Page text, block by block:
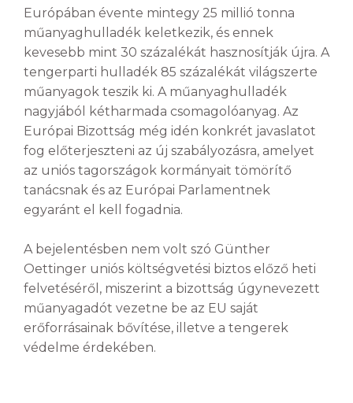
Európában évente mintegy 25 millió tonna
műanyaghulladék keletkezik, és ennek
kevesebb mint 30 százalékát hasznosítják újra. A
tengerparti hulladék 85 százalékát világszerte
műanyagok teszik ki. A műanyaghulladék
nagyjából kétharmada csomagolóanyag. Az
Európai Bizottság még idén konkrét javaslatot
fog előterjeszteni az új szabályozásra, amelyet
az uniós tagországok kormányait tömörítő
tanácsnak és az Európai Parlamentnek
egyaránt el kell fogadnia.
A bejelentésben nem volt szó Günther
Oettinger uniós költségvetési biztos előző heti
felvetéséről, miszerint a bizottság úgynevezett
műanyagadót vezetne be az EU saját
erőforrásainak bővítése, illetve a tengerek
védelme érdekében.